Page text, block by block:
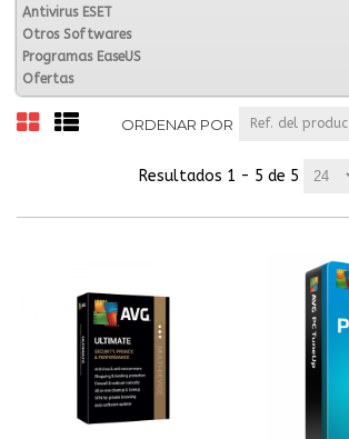
Antivirus ESET
Otros Softwares
Programas EaseUS
Ofertas
ORDENAR POR Ref. del
Resultados 1 - 5 de 5